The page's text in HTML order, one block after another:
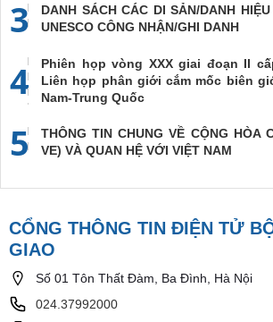
3
DANH SÁCH CÁC DI SẢN/DANH
UNESCO CÔNG NHẬN/GHI DANH
4
Phiên họp vòng XXX giai đoạn II
Liên họp phân giới cắm mốc biên
Nam-Trung Quốc
5
THÔNG TIN CHUNG VỀ CỘNG HÒA
VE) VÀ QUAN HỆ VỚI VIỆT NAM
CỔNG THÔNG TIN ĐIỆN TỬ
GIAO
Số 01 Tôn Thất Đàm, Ba Đình, Hà Nội
024.37992000